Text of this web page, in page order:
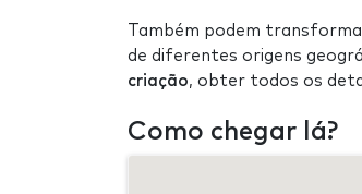
Também podem
de diferentes origens
criação, obter todos os
Como chegar lá?